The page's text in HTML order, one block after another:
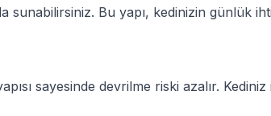
Bu yapı, kedinizin günlük
sayesinde devrilme riski azalır.